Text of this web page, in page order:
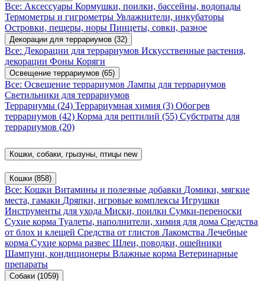
Все: Аксессуары Кормушки, поилки, бассейны, водопады
Термометры и гигрометры Увлажнители, инкубаторы
Островки, пещеры, норы Пинцеты, совки, разное
Декорации для террариумов (32)
Все: Декорации для террариумов Искусственные растения,
декорации Фоны Коряги
Освещение террариумов (65)
Все: Освещение террариумов Лампы для террариумов
Светильники для террариумов
Террариумы (24) Террариумная химия (3) Обогрев
террариумов (42) Корма для рептилий (55) Субстраты для
террариумов (20)
Кошки, собаки, грызуны, птицы new
Кошки (858)
Все: Кошки Витамины и полезные добавки Домики, мягкие
места, гамаки Дряпки, игровые комплексы Игрушки
Инструменты для ухода Миски, поилки Сумки-переноски
Сухие корма Туалеты, наполнители, химия для дома Средства
от блох и клещей Средства от глистов Лакомства Лечебные
корма Сухие корма развес Шлеи, поводки, ошейники
Шампуни, кондиционеры Влажные корма Ветеринарные
препараты
Собаки (1059)